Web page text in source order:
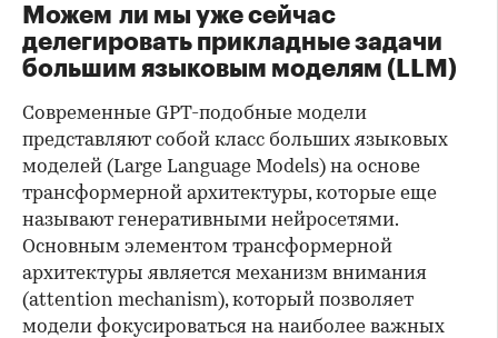
Можем ли мы уже сейчас
делегировать прикладные задачи
большим языковым моделям (LLM)
Современные GPT-подобные модели
представляют собой класс больших языковых
моделей (Large Language Models) на основе
трансформерной архитектуры, которые еще
называют генеративными нейросетями.
Основным элементом трансформерной
архитектуры является механизм внимания
(attention mechanism), который позволяет
модели фокусироваться на наиболее важных